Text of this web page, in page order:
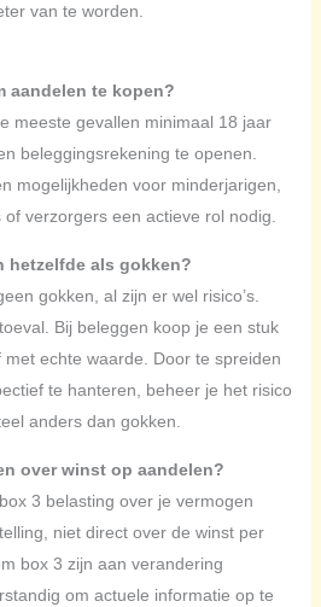
van te worden.
aandelen te kopen?
meeste gevallen minimaal 18 jaar
beleggingsrekening te openen.
mogelijkheden voor minderjarigen,
verzorgers een actieve rol nodig.
hetzelfde als gokken?
gokken, al zijn er wel risico’s.
Bij beleggen koop je een stuk
echte waarde. Door te spreiden
te hanteren, beheer je het risico
anders dan gokken.
over winst op aandelen?
3 belasting over je vermogen
niet direct over de winst per
box 3 zijn aan verandering
om actuele informatie op te